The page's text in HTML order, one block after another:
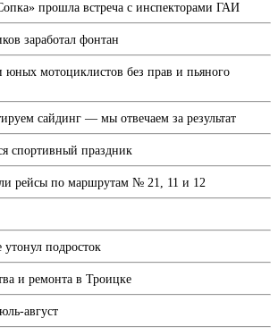
прошла встреча с инспекторами ГАИ
заработал фонтан
мотоциклистов без прав и пьяного
сайдинг — мы отвечаем за результат
спортивный праздник
рейсы по маршрутам № 21, 11 и 12
подросток
и ремонта в Троицке
август